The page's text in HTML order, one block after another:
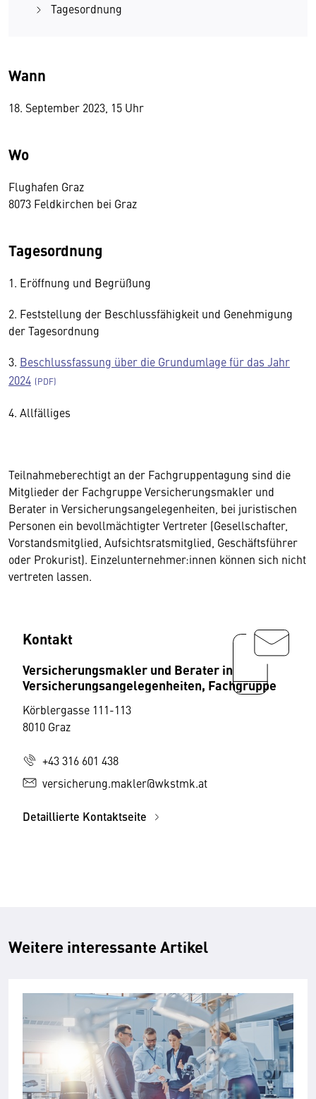
Tagesordnung
Wann
18. September 2023, 15 Uhr
Wo
Flughafen Graz
8073 Feldkirchen bei Graz
Tagesordnung
1. Eröffnung und Begrüßung
2. Feststellung der Beschlussfähigkeit und Genehmigung
der Tagesordnung
3. Beschlussfassung über die Grundumlage für das Jahr
2024
4. Allfälliges
Teilnahmeberechtigt an der Fachgruppentagung sind die
Mitglieder der Fachgruppe Versicherungsmakler und
Berater in Versicherungsangelegenheiten, bei juristischen
Personen ein bevollmächtigter Vertreter (Gesellschafter,
Vorstandsmitglied, Aufsichtsratsmitglied, Geschäftsführer
oder Prokurist). Einzelunternehmer:innen können sich nicht
vertreten lassen.
Kontakt
Versicherungsmakler und Berater in
Versicherungsangelegenheiten, Fachgruppe
Körblergasse 111-113
8010 Graz
+43 316 601 438
versicherung.makler@wkstmk.at
Detaillierte Kontaktseite
Weitere interessante Artikel